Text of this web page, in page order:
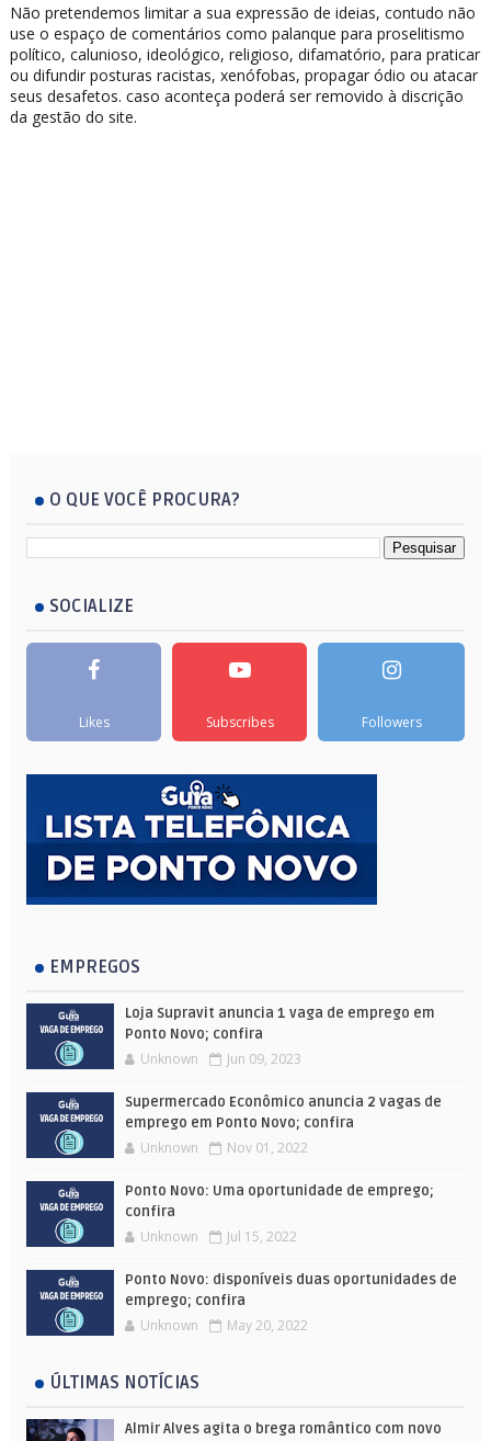
Não pretendemos limitar a sua expressão de ideias, contudo não
use o espaço de comentários como palanque para proselitismo
político, calunioso, ideológico, religioso, difamatório, para praticar
ou difundir posturas racistas, xenófobas, propagar ódio ou atacar
seus desafetos. caso aconteça poderá ser removido à discrição
da gestão do site.
O QUE VOCÊ PROCURA?
SOCIALIZE
Likes Subscribes Followers
EMPREGOS
Loja Supravit anuncia 1 vaga de emprego em
Ponto Novo; confira
Unknown Jun 09, 2023
Supermercado Econômico anuncia 2 vagas de
emprego em Ponto Novo; confira
Unknown Nov 01, 2022
Ponto Novo: Uma oportunidade de emprego;
confira
Unknown Jul 15, 2022
Ponto Novo: disponíveis duas oportunidades de
emprego; confira
Unknown May 20, 2022
ÚLTIMAS NOTÍCIAS
Almir Alves agita o brega romântico com novo